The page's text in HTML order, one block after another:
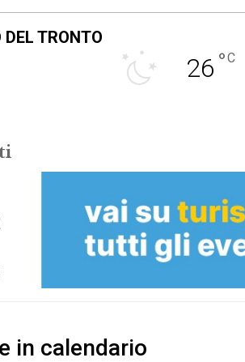
TRONTO
26 °C
in calendario